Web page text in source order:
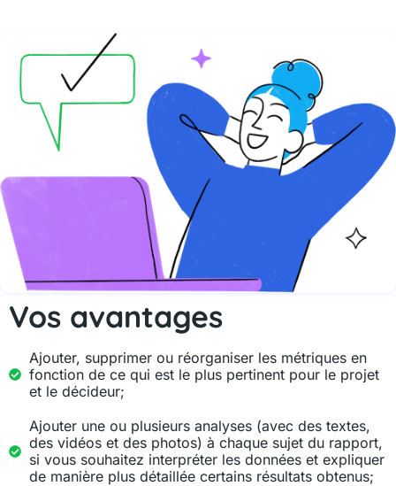
Vos avantages
Ajouter, supprimer ou réorganiser les métriques en
fonction de ce qui est le plus pertinent pour le projet
et le décideur;
Ajouter une ou plusieurs analyses (avec des textes,
des vidéos et des photos) à chaque sujet du rapport,
si vous souhaitez interpréter les données et expliquer
de manière plus détaillée certains résultats obtenus;